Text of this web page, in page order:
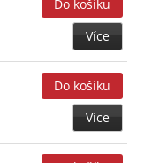
Více
Více